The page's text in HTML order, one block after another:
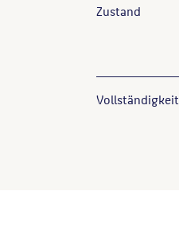
Zustand
Vollständigkeit